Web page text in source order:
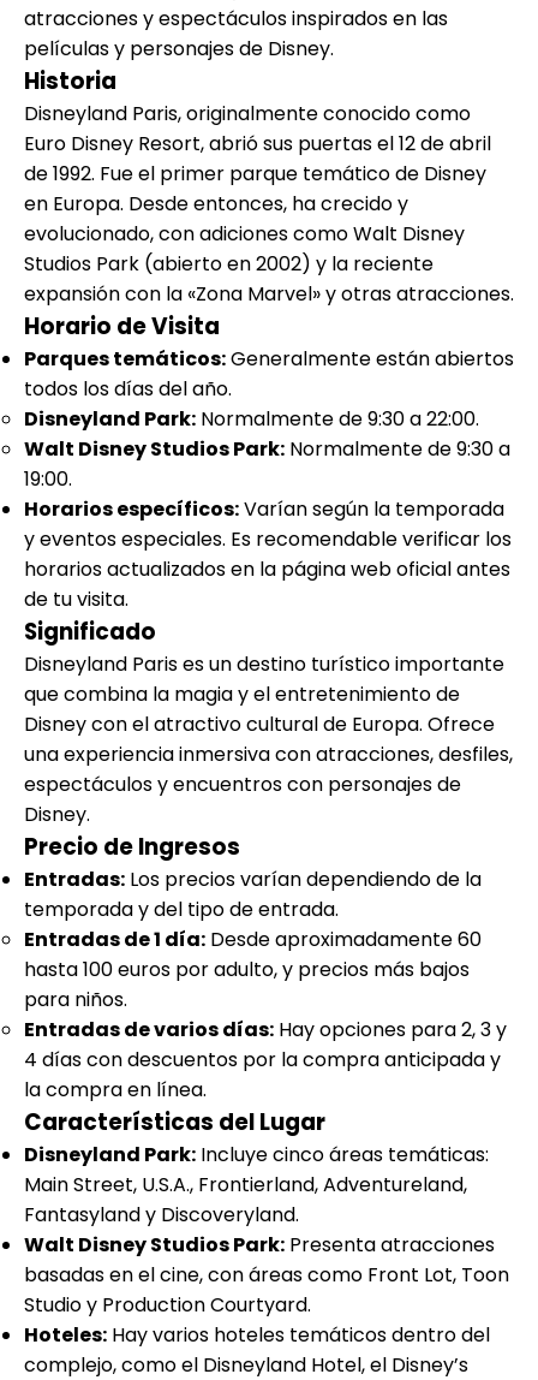
atracciones y espectáculos inspirados en las
películas y personajes de Disney.
Historia
Disneyland Paris, originalmente conocido como
Euro Disney Resort, abrió sus puertas el 12 de abril
de 1992. Fue el primer parque temático de Disney
en Europa. Desde entonces, ha crecido y
evolucionado, con adiciones como Walt Disney
Studios Park (abierto en 2002) y la reciente
expansión con la «Zona Marvel» y otras atracciones.
Horario de Visita
Parques temáticos:Generalmente están abiertos
todos los días del año.
Disneyland Park: Normalmente de 9:30 a 22:00.
Walt Disney Studios Park: Normalmente de 9:30 a
19:00.
Horarios específicos:Varían según la temporada
y eventos especiales. Es recomendable verificar los
horarios actualizados en la página web oficial antes
de tu visita.
Significado
Disneyland Paris es un destino turístico importante
que combina la magia y el entretenimiento de
Disney con el atractivo cultural de Europa. Ofrece
una experiencia inmersiva con atracciones, desfiles,
espectáculos y encuentros con personajes de
Disney.
Precio de Ingresos
Entradas: Los precios varían dependiendo de la
temporada y del tipo de entrada.
Entradas de 1 día: Desde aproximadamente 60
hasta 100 euros por adulto, y precios más bajos
para niños.
Entradas de varios días: Hay opciones para 2, 3 y
4 días con descuentos por la compra anticipada y
la compra en línea.
Características del Lugar
Disneyland Park: Incluye cinco áreas temáticas:
Main Street, U.S.A., Frontierland, Adventureland,
Fantasyland y Discoveryland.
Walt Disney Studios Park: Presenta atracciones
basadas en el cine, con áreas como Front Lot, Toon
Studio y Production Courtyard.
Hoteles: Hay varios hoteles temáticos dentro del
complejo, como el Disneyland Hotel, el Disney’s